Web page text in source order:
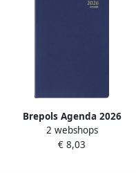
Brepols Agenda 2026
Breform Seta 1dag 1pagina
zwart
2 webshops
€ 8,03